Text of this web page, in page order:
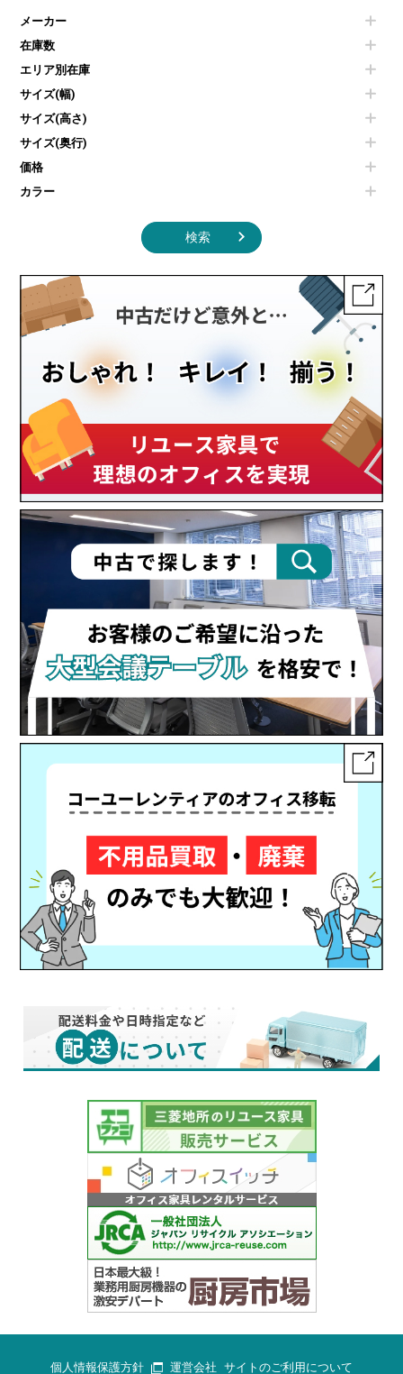
その他OA機器
コートハンガー・ポールハンガー
傘立て
食器棚・キッチンキャビネット
カタログスタンド
オフィスアクセサリーその他
カウンターテーブル
センターテーブル・サイドテーブル
ベンチ・スツール
ソファ
シェルフ
ダストボックス（ゴミ箱）
インテリア家具その他
冷蔵庫・洗濯機
空気清浄機・加湿器
液晶テレビ・モニター類
エアコン
掃除機
季節家電
メーカー
在庫数
エリア別在庫
サイズ(幅)
サイズ(高さ)
サイズ(奥行)
価格
カラー
検索
個人情報保護方針 運営会社 サイトのご利用について